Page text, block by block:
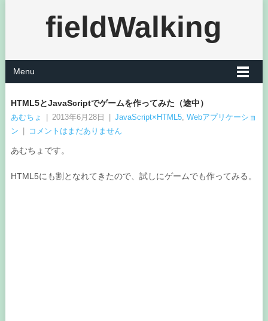
fieldWalking
Menu
HTML5とJavaScriptでゲームを作ってみた（途中）
あむちょ 2013年6月28日 JavaScript×HTML5, Webアプリケーショ
ン
コメントはまだありません
あむちょです。
HTML5にも割となれてきたので、試しにゲームでも作ってみる。